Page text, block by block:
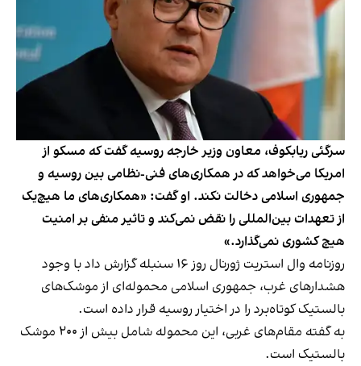
سرگئی ریابکوف، معاون وزیر خارجه روسیه گفت که مسکو از
امریکا می‌خواهد که در همکاری‌های فنی-نظامی بین روسیه و
جمهوری اسلامی دخالت نکند. او گفت: «همکاری‌های ما هیچ‌یک
از تعهدات بین‌المللی را نقض نمی‌کند و تاثیر منفی بر امنیت
هیچ کشوری نمی‌گذارد.»
روزنامه وال استریت ژورنال روز ۱۶ سنبله گزارش داد با وجود
هشدارهای غرب، جمهوری اسلامی محموله‌ای از موشک‌های
بالستیک کوتاه‌برد را در اختیار روسیه قرار داده است.
به گفته مقام‌های غربی، این محموله شامل بیش از ۲۰۰ موشک
بالستیک است.